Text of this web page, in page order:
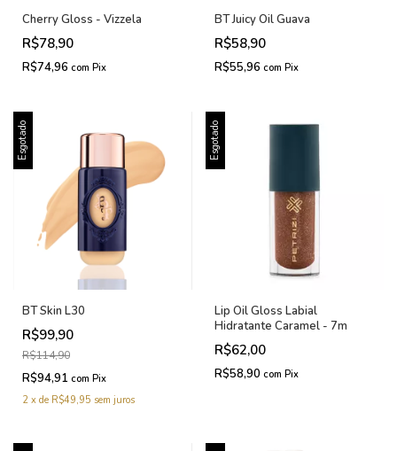
Cherry Gloss - Vizzela
R$78,90
R$74,96 com Pix
BT Juicy Oil Guava
R$58,90
R$55,96 com Pix
Esgotado
BT Skin L30
R$99,90
R$114,90
R$94,91 com Pix
2 x de R$49,95 sem juros
Esgotado
Lip Oil Gloss Labial
Hidratante Caramel - 7m
R$62,00
R$58,90 com Pix